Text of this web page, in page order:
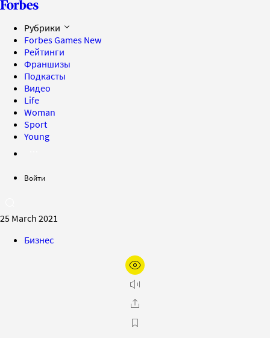
Рубрики
Forbes Games New
Рейтинги
Франшизы
Подкасты
Видео
Life
Woman
Sport
Young
Войти
25 March 2021
Бизнес